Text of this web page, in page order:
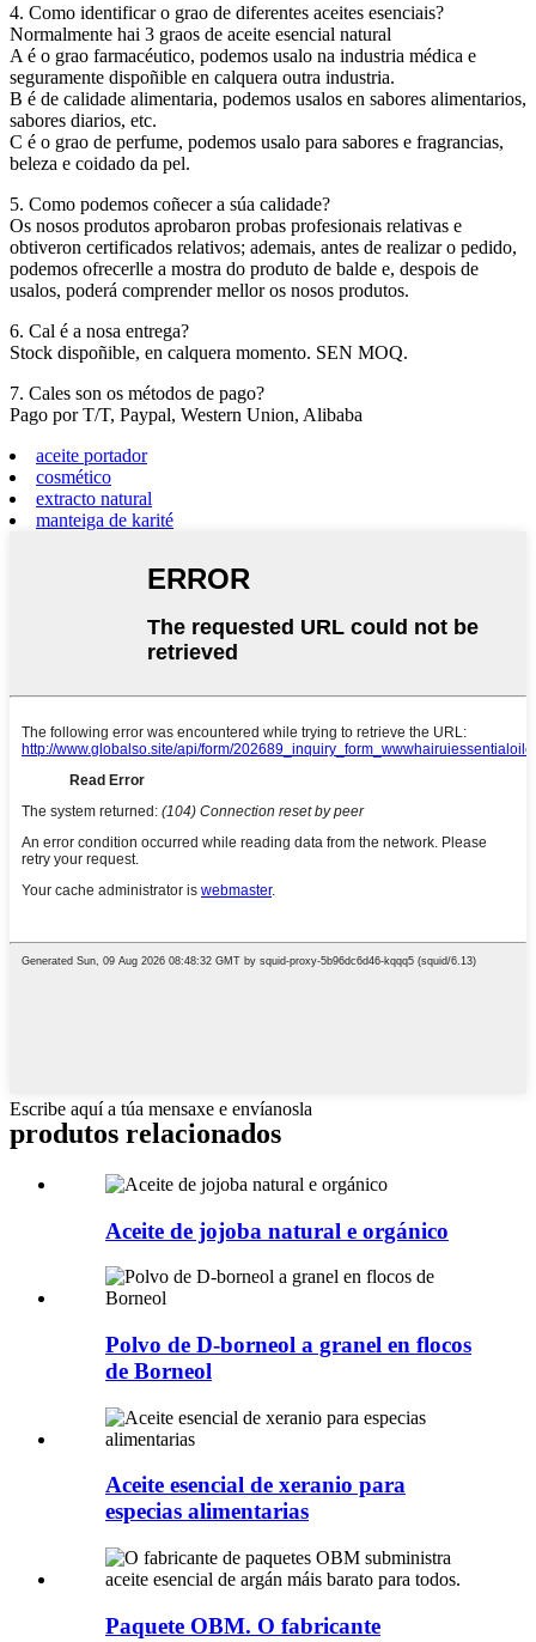
4. Como identificar o grao de diferentes aceites esenciais?
Normalmente hai 3 graos de aceite esencial natural
A é o grao farmacéutico, podemos usalo na industria médica e
seguramente dispoñible en calquera outra industria.
B é de calidade alimentaria, podemos usalos en sabores alimentarios,
sabores diarios, etc.
C é o grao de perfume, podemos usalo para sabores e fragrancias,
beleza e coidado da pel.
5. Como podemos coñecer a súa calidade?
Os nosos produtos aprobaron probas profesionais relativas e
obtiveron certificados relativos; ademais, antes de realizar o pedido,
podemos ofrecerlle a mostra do produto de balde e, despois de
usalos, poderá comprender mellor os nosos produtos.
6. Cal é a nosa entrega?
Stock dispoñible, en calquera momento. SEN MOQ.
7. Cales son os métodos de pago?
Pago por T/T, Paypal, Western Union, Alibaba
aceite portador
cosmético
extracto natural
manteiga de karité
Escribe aquí a túa mensaxe e envíanosla
produtos relacionados
Aceite de jojoba natural e orgánico
Polvo de D-borneol a granel en flocos
de Borneol
Aceite esencial de xeranio para
especias alimentarias
Paquete OBM. O fabricante